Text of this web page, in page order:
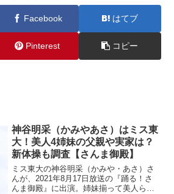
Facebook はてブ
Pinterest コピー
神谷明采（かみやあさ）はミス東
大！美人4姉妹の父親や実家は？
新体操も調査【さんま御殿】
ミス東大の神谷明采（かみや・あさ）さ
んが、2021年8月17日放送の『踊る！さ
んま御殿』に出演。姉妹揃って美人らし